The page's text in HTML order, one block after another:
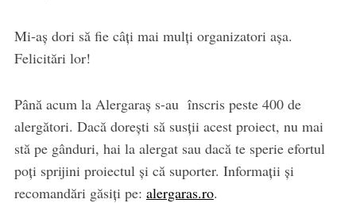
Mi-aș dori să fie câți mai mulți organizatori așa.
Felicitări lor!
Până acum la Alergaraș s-au înscris peste 400 de
alergători. Dacă dorești să susții acest proiect, nu mai
stă pe gânduri, hai la alergat sau dacă te sperie efortul
poți sprijini proiectul și că suporter. Informații și
recomandări găsiți pe: alergaras.ro.